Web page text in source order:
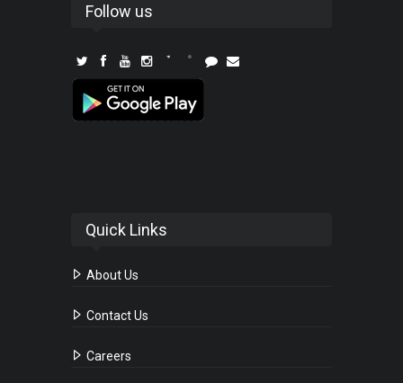
Follow us
Quick Links
About Us
Contact Us
Careers